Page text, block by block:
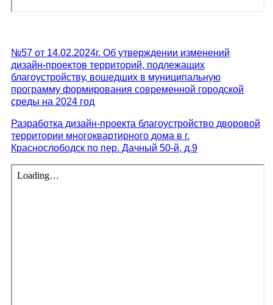
№57 от 14.02.2024г. Об утверждении изменений
дизайн-проектов территорий, подлежащих
благоустройству, вошедших в муниципальную
программу формирования современной городской
среды на 2024 год
Разработка дизайн-проекта благоустройство дворовой
территории многоквартирного дома в г.
Краснослободск по пер. Дачный 50-й, д.9